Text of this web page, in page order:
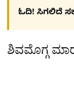
ಓದಿ! ಸಿಗಲಿದೆ
ಶಿವಮೊಗ್ಗ